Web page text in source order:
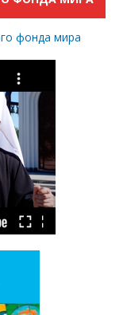
фонда мира